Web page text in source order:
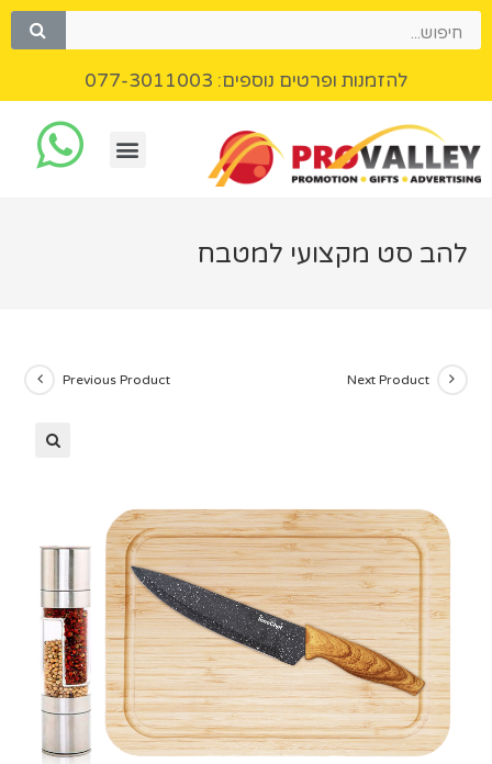
להזמנות ופרטים נוספים: 077-3011003
להב סט מקצועי למטבח
Next Product
Previous Product